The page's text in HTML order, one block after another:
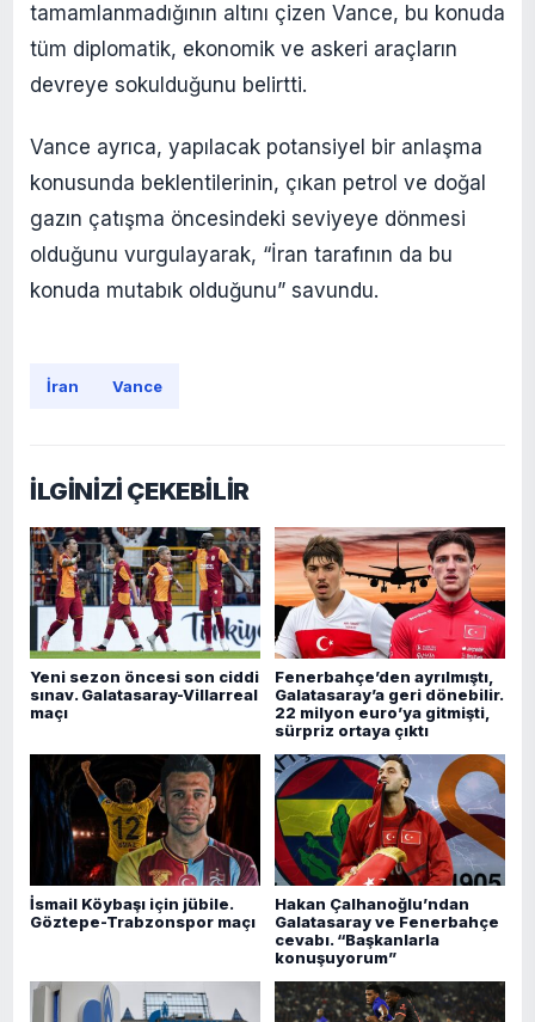
tamamlanmadığının altını çizen Vance, bu konuda
tüm diplomatik, ekonomik ve askeri araçların
devreye sokulduğunu belirtti.
Vance ayrıca, yapılacak potansiyel bir anlaşma
konusunda beklentilerinin, çıkan petrol ve doğal
gazın çatışma öncesindeki seviyeye dönmesi
olduğunu vurgulayarak, “İran tarafının da bu
konuda mutabık olduğunu” savundu.
İran Vance
İLGİNİZİ ÇEKEBİLİR
Yeni sezon öncesi son ciddi
sınav. Galatasaray-Villarreal
maçı
Fenerbahçe’den ayrılmıştı,
Galatasaray’a geri dönebilir.
22 milyon euro’ya gitmişti,
sürpriz ortaya çıktı
İsmail Köybaşı için jübile.
Göztepe-Trabzonspor maçı
Hakan Çalhanoğlu’ndan
Galatasaray ve Fenerbahçe
cevabı. “Başkanlarla
konuşuyorum”